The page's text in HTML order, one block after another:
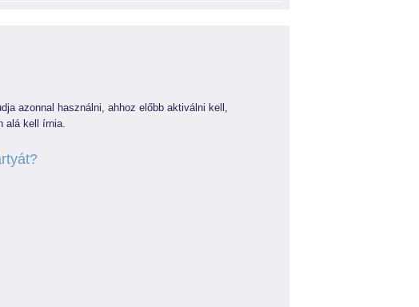
azonnal használni, ahhoz előbb aktiválni kell,
alá kell írnia.